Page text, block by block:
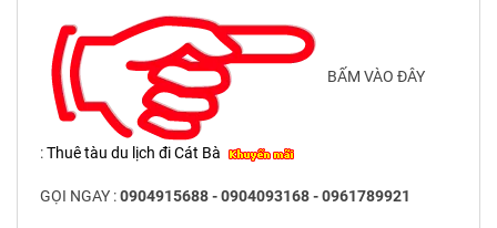
BẤM VÀO ĐÂY
:Thuê tàu du lịch đi Cát Bà
GỌI NGAY :0904915688 - 0904093168 - 0961789921